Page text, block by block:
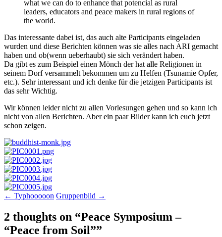
what we can do to enhance that potencial as rural
leaders, educators and peace makers in rural regions of
the world.
Das interessante dabei ist, das auch alte Participants eingeladen
wurden und diese Berichten können was sie alles nach ARI gemacht
haben und ob(wenn ueberhaubt) sie sich verändert haben.
Da gibt es zum Beispiel einen Mönch der hat alle Religionen in
seinem Dorf versammelt bekommen um zu Helfen (Tsunamie Opfer,
etc.). Sehr interessant und ich denke für die jetzigen Participants ist
das sehr Wichtig.
Wir können leider nicht zu allen Vorlesungen gehen und so kann ich
nicht von allen Berichten. Aber ein paar Bilder kann ich euch jetzt
schon zeigen.
Post
navigation
← Typhooooon Gruppenbild →
2 thoughts on “Peace Symposium –
“Peace from Soil””